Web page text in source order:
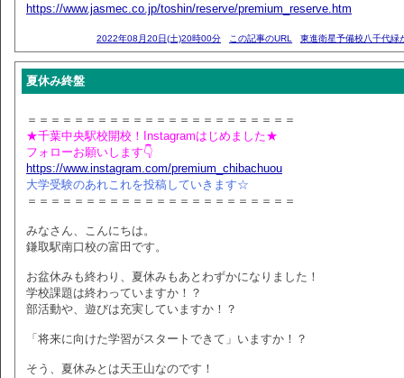
https://www.jasmec.co.jp/toshin/reserve/premium_reserve.htm
2022年08月20日(土)20時00分 この記事のURL 東進衛星予備校八千代緑
夏休み終盤
＝＝＝＝＝＝＝＝＝＝＝＝＝＝＝＝＝＝＝＝＝＝＝
★千葉中央駅校開校！Instagramはじめました★
フォローお願いします👇
https://www.instagram.com/premium_chibachuou
大学受験のあれこれを投稿していきます☆
＝＝＝＝＝＝＝＝＝＝＝＝＝＝＝＝＝＝＝＝＝＝＝
みなさん、こんにちは。
鎌取駅南口校の富田です。
お盆休みも終わり、夏休みもあとわずかになりました！
学校課題は終わっていますか！？
部活動や、遊びは充実していますか！？
「将来に向けた学習がスタートできて」いますか！？
そう、夏休みとは天王山なのです！